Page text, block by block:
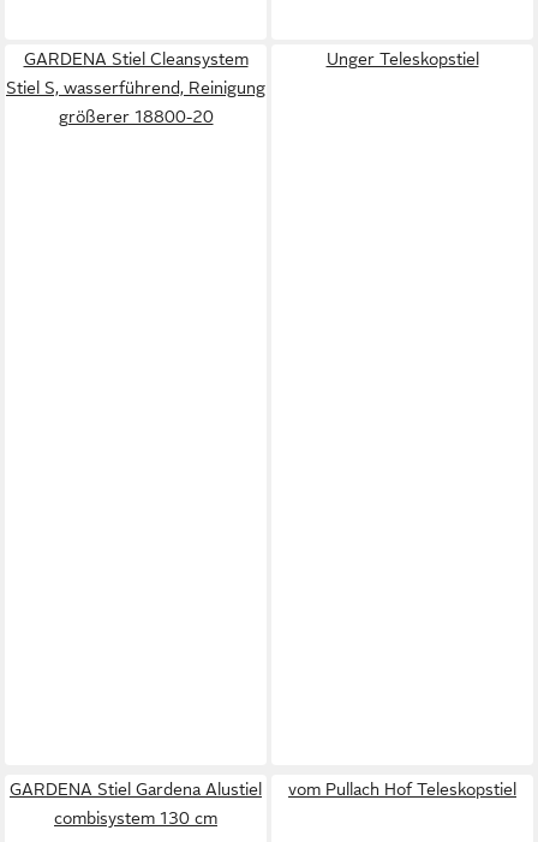
GARDENA Stiel Cleansystem
Stiel S, wasserführend, Reinigung
größerer 18800-20
Unger Teleskopstiel
GARDENA Stiel Gardena Alustiel
combisystem 130 cm
vom Pullach Hof Teleskopstiel